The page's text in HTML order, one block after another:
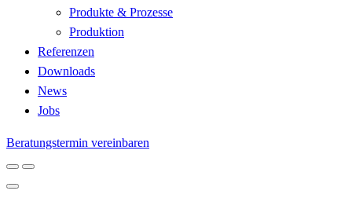
Produkte & Prozesse
Produktion
Referenzen
Downloads
News
Jobs
Beratungstermin vereinbaren